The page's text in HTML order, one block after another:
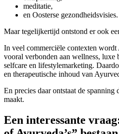
meditatie,
en Oosterse gezondheidsvisies.
Maar tegelijkertijd ontstond er ook
In veel commerciële contexten
vooral verbonden aan wellness, luxe
selfcare en lifestylemarketing.
en therapeutische inhoud van
En precies daar ontstaat de spanning
maakt.
Een interessante